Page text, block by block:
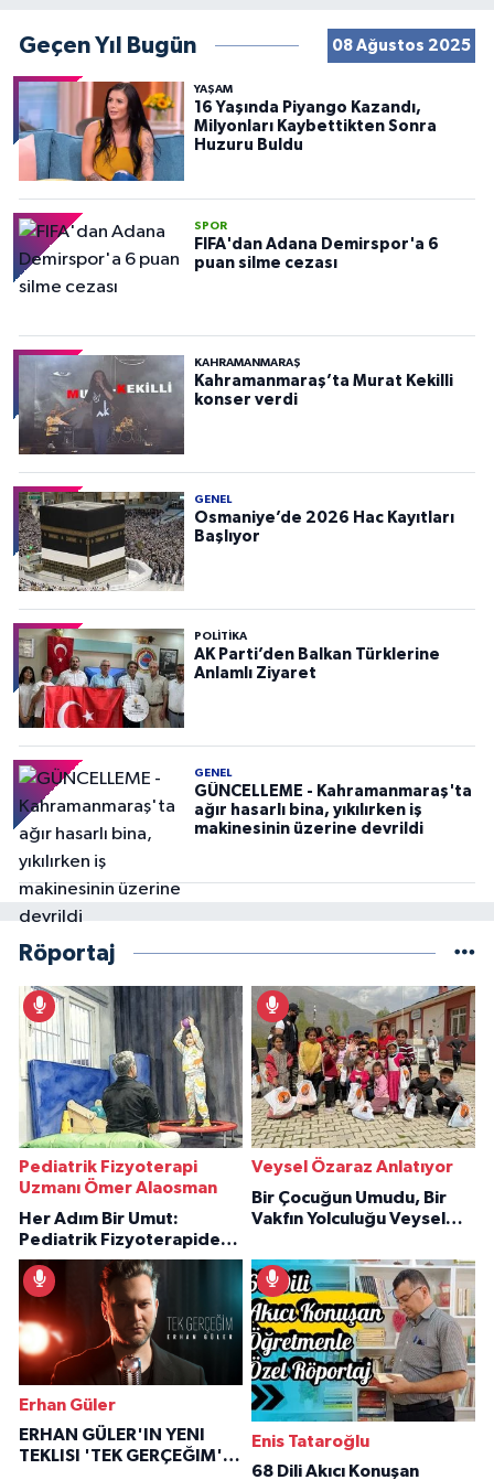
Geçen Yıl Bugün 08 Ağustos 2025
YAŞAM
16 Yaşında Piyango Kazandı,
Milyonları Kaybettikten Sonra
Huzuru Buldu
SPOR
FIFA'dan Adana Demirspor'a 6
puan silme cezası
KAHRAMANMARAŞ
Kahramanmaraş’ta Murat Kekilli
konser verdi
GENEL
Osmaniye’de 2026 Hac Kayıtları
Başlıyor
POLITIKA
AK Parti’den Balkan Türklerine
Anlamlı Ziyaret
GENEL
GÜNCELLEME - Kahramanmaraş'ta
ağır hasarlı bina, yıkılırken iş
makinesinin üzerine devrildi
Röportaj
Pediatrik Fizyoterapi
Uzmanı Ömer Alaosman
Her Adım Bir Umut:
Pediatrik Fizyoterapiden
İlham Veren Hikâyeler
Veysel Özaraz Anlatıyor
Bir Çocuğun Umudu, Bir
Vakfın Yolculuğu Veysel
Erhan Güler
ERHAN GÜLER'IN YENI
TEKLISI 'TEK GERÇEĞIM'LE
Enis Tataroğlu
68 Dili Akıcı Konuşan